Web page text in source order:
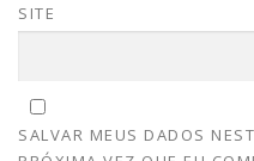
SITE
SALVAR MEUS DADOS